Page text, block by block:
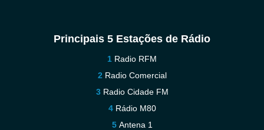
Principais 5 Estações de Rádio
Radio RFM
Radio Comercial
Radio Cidade FM
Rádio M80
Antena 1